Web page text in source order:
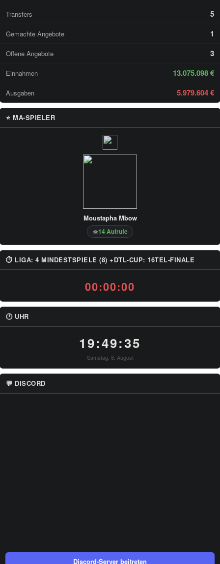
Transfers 5
Gemachte Angebote 1
Offene Angebote 3
Einnahmen 13.075.098 €
Ausgaben 5.979.604 €
⭐ MA-SPIELER
Moustapha Mbow
👁14 Aufrufe
⏱ LIGA: 4 MINDESTSPIELE (8) +DTL-CUP: 16TEL-FINALE
00:00:00
🕐 UHR
19:49:35
Samstag, 8. August
💬 DISCORD
Discord-Server beitreten